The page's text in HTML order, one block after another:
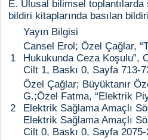
E. Ulusal bilimsel toplantılarda
bildiri kitaplarında basılan
Yayın Bilgisi
1
Cansel Erol; Özel Çağlar,
Hukukunda Ceza Koşulu”,
Cilt 1, Baskı 0, Sayfa 713-
2
Özel Çağlar; Büyüktanır
G.;Özel Fatma, “Elektrik
Elektrik Sağlama Amaçlı
Elektrik Sağlama Amaçlı
Cilt 0, Baskı 0, Sayfa